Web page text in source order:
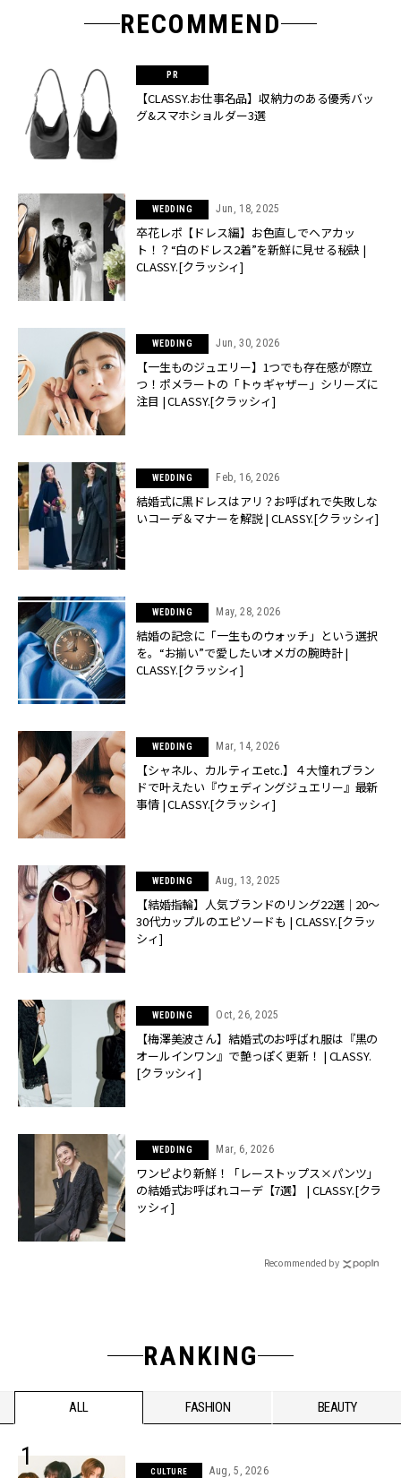
RECOMMEND
【CLASSY.お仕事名品】収納力のある優秀バッ
グ&スマホショルダー3選
WEDDING Jun, 18, 2025
卒花レポ【ドレス編】お色直しでヘアカッ
ト！？“白のドレス2着”を新鮮に見せる秘訣 |
CLASSY.[クラッシィ]
WEDDING Jun, 30, 2026
【一生ものジュエリー】1つでも存在感が際立
つ！ポメラートの「トゥギャザー」シリーズに
注目 | CLASSY.[クラッシィ]
WEDDING Feb, 16, 2026
結婚式に黒ドレスはアリ？お呼ばれで失敗しな
いコーデ＆マナーを解説 | CLASSY.[クラッシィ]
WEDDING May, 28, 2026
結婚の記念に「一生ものウォッチ」という選択
を。“お揃い”で愛したいオメガの腕時計 |
CLASSY.[クラッシィ]
WEDDING Mar, 14, 2026
【シャネル、カルティエetc.】４大憧れブラン
ドで叶えたい『ウェディングジュエリー』最新
事情 | CLASSY.[クラッシィ]
WEDDING Aug, 13, 2025
【結婚指輪】人気ブランドのリング22選｜20〜
30代カップルのエピソードも | CLASSY.[クラッ
シィ]
WEDDING Oct, 26, 2025
【梅澤美波さん】結婚式のお呼ばれ服は『黒の
オールインワン』で艶っぽく更新！ | CLASSY.
[クラッシィ]
WEDDING Mar, 6, 2026
ワンピより新鮮！「レーストップス×パンツ」
の結婚式お呼ばれコーデ【7選】 | CLASSY.[クラ
ッシィ]
Recommended by
RANKING
ALL FASHION BEAUTY
CULTURE Aug, 5, 2026